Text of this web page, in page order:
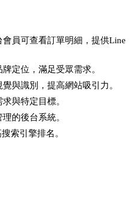
員可查看訂單明細，提供Line
定位，滿足受眾需求。
與識別，提高網站吸引力。
與特定目標。
的後台系統。
索引擎排名。